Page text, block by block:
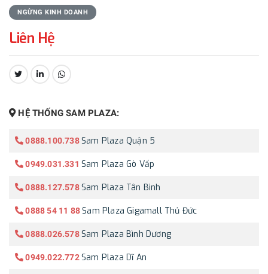
NGỪNG KINH DOANH
Liên Hệ
CHIA SẺ:
HỆ THỐNG SAM PLAZA:
0888.100.738 Sam Plaza Quận 5
0949.031.331 Sam Plaza Gò Vấp
0888.127.578 Sam Plaza Tân Bình
0888 54 11 88 Sam Plaza Gigamall Thủ Đức
0888.026.578 Sam Plaza Bình Dương
0949.022.772 Sam Plaza Dĩ An